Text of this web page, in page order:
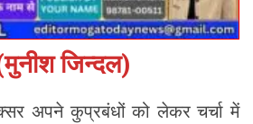
जिन्दल)
अपने कुप्रबंधों को लेकर चर्चा में